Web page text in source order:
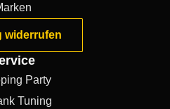
widerrufen
Party
Tuning